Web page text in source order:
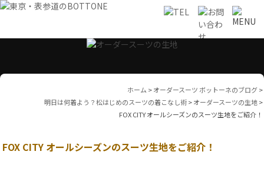
ホーム >オーダースーツ ボットーネのブログ>
明日は何着よう？松はじめのスーツの着こなし術>オーダースーツの生地 >
FOX CITY オールシーズンのスーツ生地をご紹介！
FOX CITY オールシーズンのスーツ生地をご紹介！